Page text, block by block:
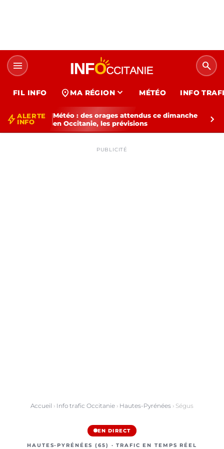
menu search
FIL INFO location_on MA RÉGION expand_more MÉTÉO INFO
bolt ALERTE
INFO
Météo : des orages attendus ce dimanche
en Occitanie, les prévisions
chevron_right
PUBLICITÉ
Accueil › Info trafic Occitanie › Hautes-Pyrénées › Ségus
EN DIRECT
HAUTES-PYRÉNÉES (65) · TRAFIC EN TEMPS RÉEL